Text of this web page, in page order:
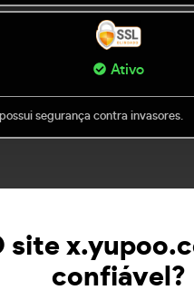
Ativo
segurança contra invasores.
site
confiável?